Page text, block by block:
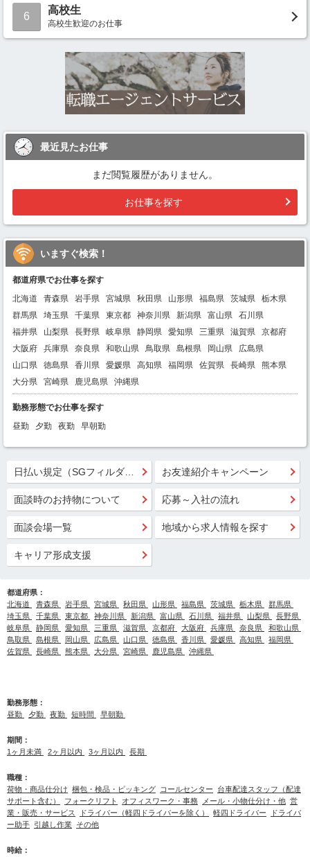
6
高校生
高校生歓迎のお仕事
最近見たお仕事
まだ閲覧履歴がありません。
お仕事を探す
いますぐ検索！
都道府県でお仕事を探す
北海道
青森県 岩手県 宮城県 秋田県 山形県 福島県 茨城県
栃木県
群馬県
埼玉県 千葉県 東京都 神奈川県 新潟県 富山県
石川県
福井県
山梨県 長野県 岐阜県 静岡県 愛知県 三重県 滋賀県
京都府
大阪府
兵庫県 奈良県 和歌山県 鳥取県 島根県 岡山県
広島県
山口県
徳島県 香川県 愛媛県 高知県 福岡県 佐賀県 長崎県
熊本県
大分県
宮崎県 鹿児島県 沖縄県
勤務形態でお仕事を探す
昼勤
夕勤 夜勤 早朝勤
お友達紹介キャンペーン
面談時のお持物について 応募～入社の流れ
面談会場一覧 地域から求人情報を探す
キャリア形成支援
都道府県：
北海道
青森県 岩手県 宮城県 秋田県 山形県 福島県 茨城県 栃木県
群馬県
埼玉県
千葉県 東京都 神奈川県 新潟県 富山県 石川県 福井県 山梨県
長野県
岐阜県
静岡県 愛知県 三重県 滋賀県 京都府 大阪府 兵庫県 奈良県
和歌山県
鳥取県
島根県 岡山県 広島県 山口県 徳島県 香川県 愛媛県 高知県
福岡県
佐賀県
長崎県 熊本県 大分県 宮崎県 鹿児島県 沖縄県
勤務形態：
昼勤
夕勤 夜勤 短時間 早朝勤
期間：
1ヶ月未満
2ヶ月以内 3ヶ月以内 長期
職種：
荷物・商品仕分け 梱包・検品・ピッキング コールセンター
台車配達スタッフ（配達
サポート含む）
フォークリフト オフィスワーク・事務 メール・小物仕分け・他 営
業・販売・サービス
ドライバー（軽四ドライバーを除く） 軽四ドライバー
ドライバ
ー助手 引越し作業 その他
時給：